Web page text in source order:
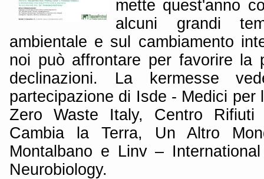
mette quest'anno
alcuni grandi
ambientale e sul cambiamento
noi può affrontare per favorire la
declinazioni. La kermesse
partecipazione di Isde - Medici per
Zero Waste Italy, Centro Rifiuti
Cambia la Terra, Un Altro
Montalbano e Linv –
Neurobiology.